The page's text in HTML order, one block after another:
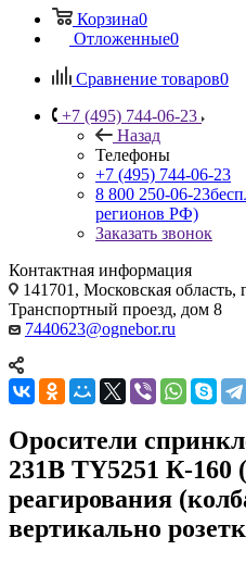
Корзина0
Отложенные0
Сравнение товаров0
+7 (495) 744-06-23
Назад
Телефоны
+7 (495) 744-06-23
8 800 250-06-23
регионов РФ)
Заказать звонок
Контактная информация
141701, Московская область,
Транспортный проезд, дом 8
7440623@ognebor.ru
Оросители
231B TY5251 К-160
реагирования
вертикально